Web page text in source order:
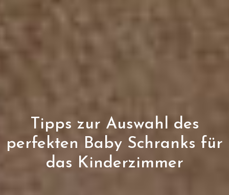
Tipps zur Auswahl des
perfekten Baby Schranks für
das Kinderzimmer